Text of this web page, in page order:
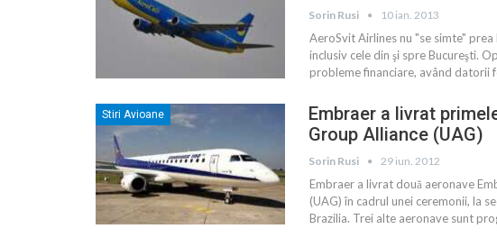
Sorin Rusi 10 ian. 2013
AeroSvit Airlines nu "se simte"
inclusiv cele din şi spre Bucureşti.
probleme financiare, având datorii
Stiri Avioane
Embraer a livrat
Group Alliance (UAG)
Sorin Rusi 29 iun. 2012
Embraer a livrat două aeronave
(UAG) în cadrul unei ceremonii, la
Brazilia. Trei alte aeronave sunt